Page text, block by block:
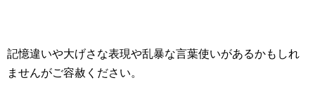
記憶違いや大げさな表現や乱暴な言葉使いがあるかもしれ
ませんがご容赦ください。